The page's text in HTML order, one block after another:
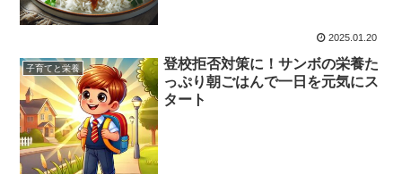
2025.01.20
子育てと栄養
登校拒否対策に！サンボの栄養た
っぷり朝ごはんで一日を元気にス
タート